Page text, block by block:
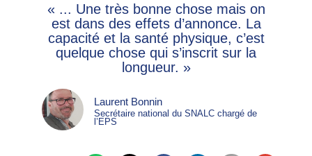
« ... Une très bonne chose mais on
est dans des effets d’annonce. La
capacité et la santé physique, c’est
quelque chose qui s’inscrit sur la
longueur. »
Laurent Bonnin
Secrétaire national du SNALC chargé de
l’EPS